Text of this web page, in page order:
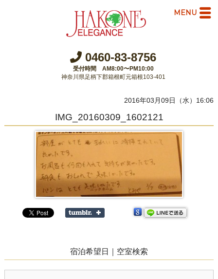
0460-83-8756
受付時間 AM8:00〜PM10:00
神奈川県足柄下郡箱根町元箱根103-401
2016年03月09日（水）16:06
IMG_20160309_1602121
宿泊希望日｜空室検索
MENU